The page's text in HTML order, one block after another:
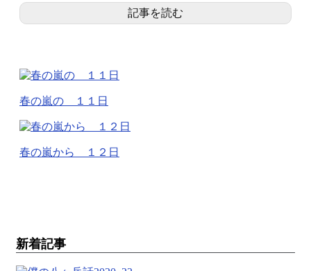
記事を読む
春の嵐の １１日
春の嵐から １２日
新着記事